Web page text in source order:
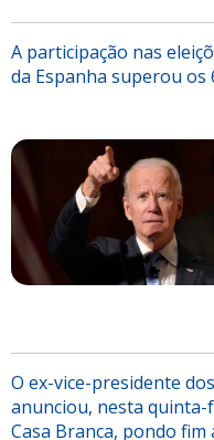
A participação nas
da Espanha superou os
O ex-vice-presidente
anunciou, nesta quinta-
Casa Branca, pondo fim